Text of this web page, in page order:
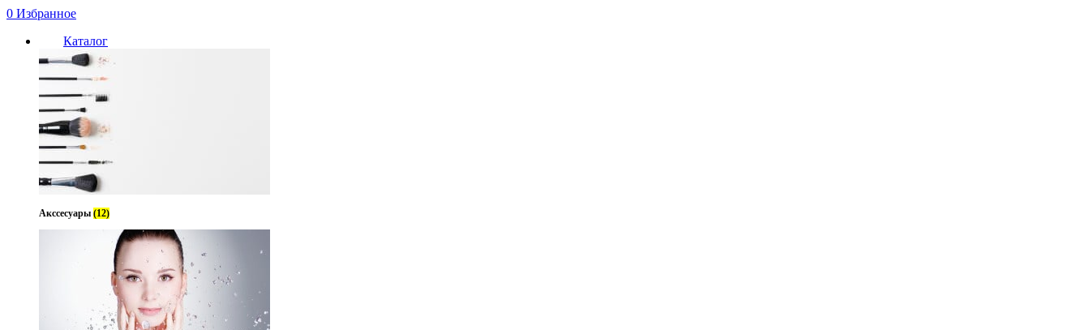
0 Избранное
Каталог
Акссесуары (12)